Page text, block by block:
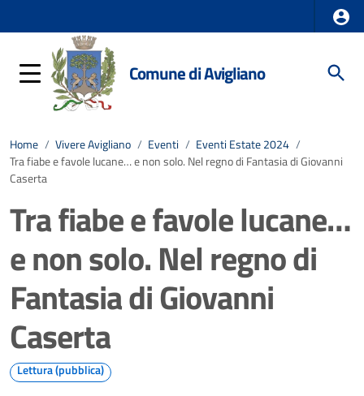
Comune di Avigliano
Home / Vivere Avigliano / Eventi / Eventi Estate 2024 /
Tra fiabe e favole lucane… e non solo. Nel regno di Fantasia di Giovanni
Caserta
Tra fiabe e favole lucane…
e non solo. Nel regno di
Fantasia di Giovanni
Caserta
Lettura (pubblica)